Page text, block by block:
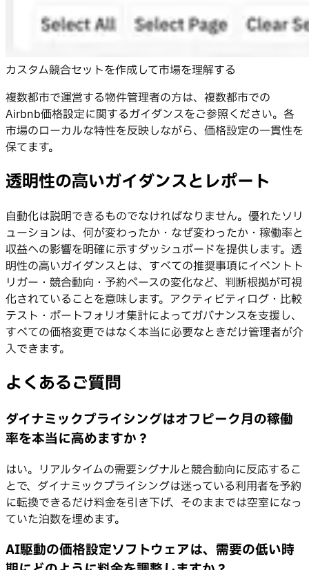
カスタム競合セットを作成して市場を理解する
複数都市で運営する物件管理者の方は、複数都市での
Airbnb価格設定に関するガイダンスをご参照ください。各
市場のローカルな特性を反映しながら、価格設定の一貫性を
保てます。
透明性の高いガイダンスとレポート
自動化は説明できるものでなければなりません。優れたソリ
ューションは、何が変わったか・なぜ変わったか・稼働率と
収益への影響を明確に示すダッシュボードを提供します。透
明性の高いガイダンスとは、すべての推奨事項にイベントト
リガー・競合動向・予約ペースの変化など、判断根拠が可視
化されていることを意味します。アクティビティログ・比較
テスト・ポートフォリオ集計によってガバナンスを支援し、
すべての価格変更ではなく本当に必要なときだけ管理者が介
入できます。
よくあるご質問
ダイナミックプライシングはオフピーク月の稼働
率を本当に高めますか？
はい。リアルタイムの需要シグナルと競合動向に反応するこ
とで、ダイナミックプライシングは迷っている利用者を予約
に転換できるだけ料金を引き下げ、そのままでは空室になっ
ていた泊数を埋めます。
AI駆動の価格設定ソフトウェアは、需要の低い時